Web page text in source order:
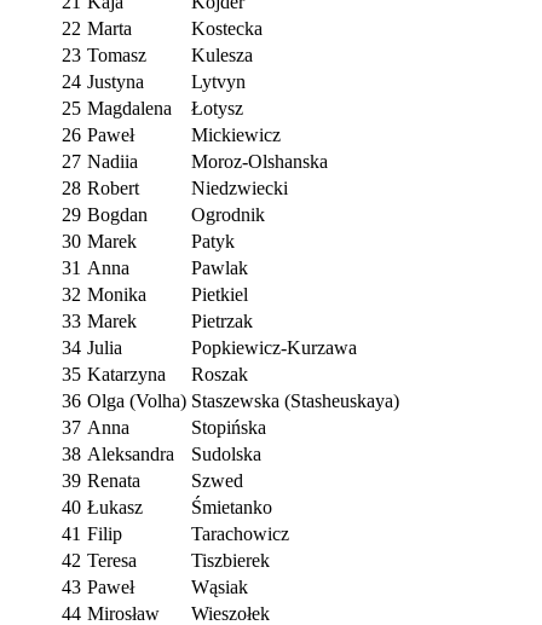
22 Marta
Kostecka
23 Tomasz
Kulesza
24 Justyna
Lytvyn
25 Magdalena
Łotysz
26 Paweł
Mickiewicz
27 Nadiia
Moroz-Olshanska
28 Robert
Niedzwiecki
29 Bogdan
Ogrodnik
30 Marek
Patyk
31 Anna
Pawlak
32 Monika
Pietkiel
33 Marek
Pietrzak
34 Julia
Popkiewicz-Kurzawa
35 Katarzyna
Roszak
36 Olga (Volha) Staszewska (Stasheuskaya)
37 Anna
Stopińska
38 Aleksandra
Sudolska
39 Renata
Szwed
40 Łukasz
Śmietanko
41 Filip
Tarachowicz
42 Teresa
Tiszbierek
43 Paweł
Wąsiak
44 Mirosław
Wieszołek